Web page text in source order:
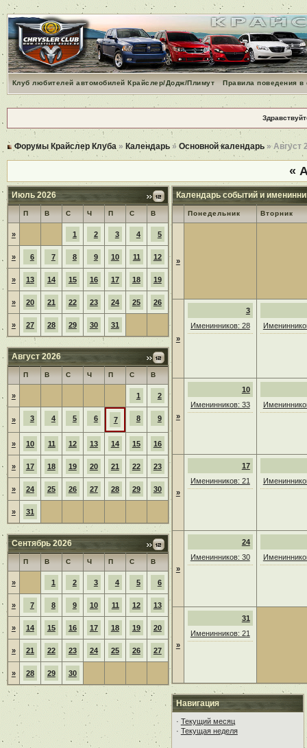
Клуб любителей автомобилей Крайслер/Додж/Плимут Правила поведения
Форумы Крайслер Клуба » Календарь» Основной календарь» Август
«
Июль 2026
П В С Ч П С В
» 1 2 3 4 5
» 6 7 8 9 10 11 12
» 13 14 15 16 17 18 19
» 20 21 22 23 24 25 26
» 27 28 29 30 31
Август 2026
П В С Ч П С В
» 1 2
» 3 4 5 6 7 8 9
» 10 11 12 13 14 15 16
» 17 18 19 20 21 22 23
» 24 25 26 27 28 29 30
» 31
Сентябрь 2026
П В С Ч П С В
» 1 2 3 4 5 6
» 7 8 9 10 11 12 13
» 14 15 16 17 18 19 20
» 21 22 23 24 25 26 27
» 28 29 30
Календарь событий и
Понедельник Вторник
»
»
3
Именинников: 28
»
10
Именинников: 33
»
17
Именинников: 21
»
24
Именинников: 30
»
31
Именинников: 21
Навигация
· Текущий месяц
· Текущая неделя